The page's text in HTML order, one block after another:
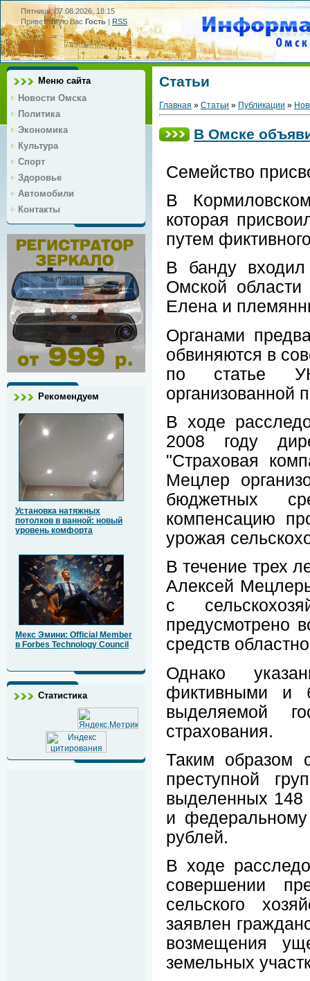
Пятница, 07.08.2026, 18:15
Приветствую Вас Гость|RSS
Меню сайта
Новости Омска
Политика
Экономика
Культура
Спорт
Здоровье
Автомобили
Контакты
Рекомендуем
Установка натяжных
потолков в ванной: новый
уровень комфорта
Мекс Эмини: Official Member
в Forbes Technology Council
Статистика
Статьи
Главная » Статьи » Публикации »
В Омске
Семейство
В
которая
путем
В банду входил
Омской
Елена и
Органами
обвиняются в
по статье
организованной
В ходе
2008 году
"Страховая
Мецлер
бюджетных
компенсацию
урожая
В течение трех
Алексей
с
предусмотрено
средств
Однако
фиктивными и
выделяемой
страхования.
Таким образом
преступной
выделенных 148
и
рублей.
В ходе
совершении
сельского
заявлен
возмещения
земельных